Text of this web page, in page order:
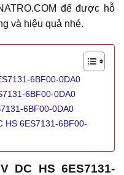
để được hỗ
và hiệu quả nhé.
6BF00-0DA0
6BF00-0DA0
6BF00-0DA0
HS 6ES7131-6BF00-
DC HS 6ES7131-